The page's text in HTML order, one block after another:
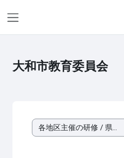
大和市教育委員会
コースカテゴリ